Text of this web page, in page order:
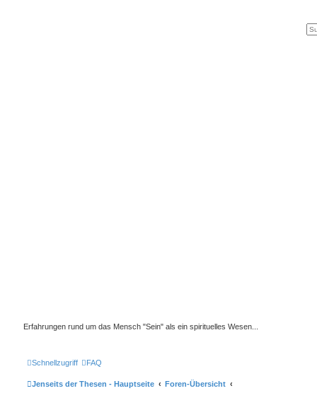
Erfahrungen rund um das Mensch "Sein" als ein spirituelles Wesen...
Schnellzugriff FAQ
Jenseits der Thesen - Hauptseite Foren-Übersicht